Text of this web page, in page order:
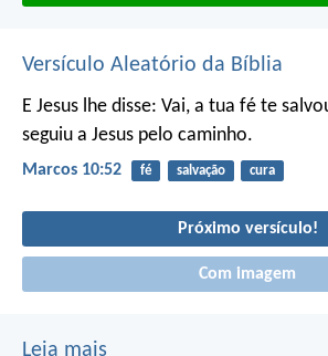
Versículo Aleatório da Bíblia
E Jesus lhe disse: Vai, a tua fé te
seguiu a Jesus pelo caminho.
Marcos 10:52 fé salvação cura
Próximo versículo!
Com imagem
Leia mais